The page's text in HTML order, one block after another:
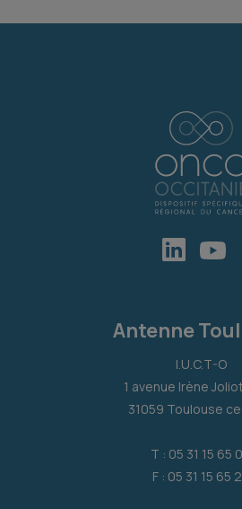
Antenne
I.U.C.T-O
1 avenue Irène
31059 Toulouse
T : 05 31 15 65
F : 05 31 15 65